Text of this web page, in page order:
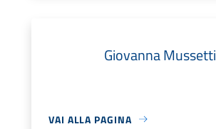
Giovanna Mussetti
VAI ALLA PAGINA